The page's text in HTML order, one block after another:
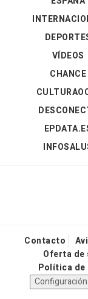
VÍDEOS
CHANCE
Contacto
Oferta
Política de